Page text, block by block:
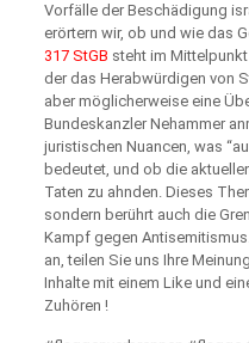
Vorfälle der Beschädigung
erörtern wir, ob und wie das
317 StGB steht im
der das Herabwürdigen von
aber möglicherweise eine
Bundeskanzler Nehammer
juristischen Nuancen, was
bedeutet, und ob die
Taten zu ahnden. Dieses
sondern berührt auch die
Kampf gegen
an, teilen Sie uns Ihre
Inhalte mit einem Like und
Zuhören !